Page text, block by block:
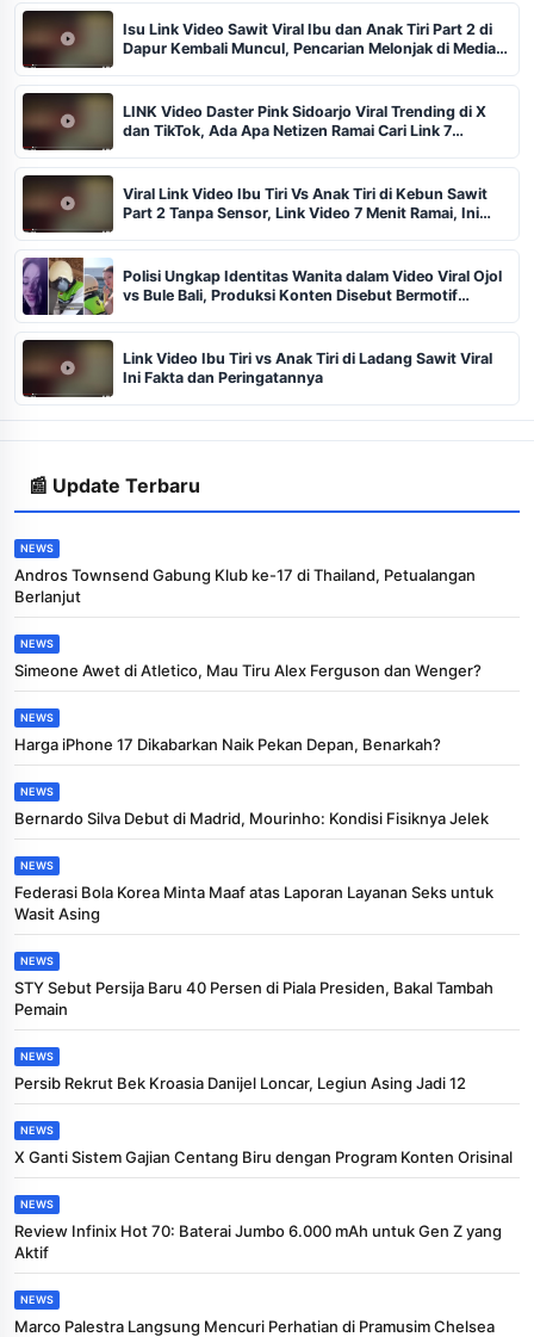
Isu Link Video Sawit Viral Ibu dan Anak Tiri Part 2 di
Dapur Kembali Muncul, Pencarian Melonjak di Media
LINK Video Daster Pink Sidoarjo Viral Trending di X
dan TikTok, Ada Apa Netizen Ramai Cari Link 7
Viral Link Video Ibu Tiri Vs Anak Tiri di Kebun Sawit
Part 2 Tanpa Sensor, Link Video 7 Menit Ramai, Ini
Polisi Ungkap Identitas Wanita dalam Video Viral Ojol
vs Bule Bali, Produksi Konten Disebut Bermotif
Link Video Ibu Tiri vs Anak Tiri di Ladang Sawit Viral
Ini Fakta dan Peringatannya
📰 Update Terbaru
NEWS
Andros Townsend Gabung Klub ke-17 di Thailand, Petualangan
Berlanjut
NEWS
Simeone Awet di Atletico, Mau Tiru Alex Ferguson dan Wenger?
NEWS
Harga iPhone 17 Dikabarkan Naik Pekan Depan, Benarkah?
NEWS
Bernardo Silva Debut di Madrid, Mourinho: Kondisi Fisiknya Jelek
NEWS
Federasi Bola Korea Minta Maaf atas Laporan Layanan Seks untuk
Wasit Asing
NEWS
STY Sebut Persija Baru 40 Persen di Piala Presiden, Bakal Tambah
Pemain
NEWS
Persib Rekrut Bek Kroasia Danijel Loncar, Legiun Asing Jadi 12
NEWS
X Ganti Sistem Gajian Centang Biru dengan Program Konten Orisinal
NEWS
Review Infinix Hot 70: Baterai Jumbo 6.000 mAh untuk Gen Z yang
Aktif
NEWS
Marco Palestra Langsung Mencuri Perhatian di Pramusim Chelsea